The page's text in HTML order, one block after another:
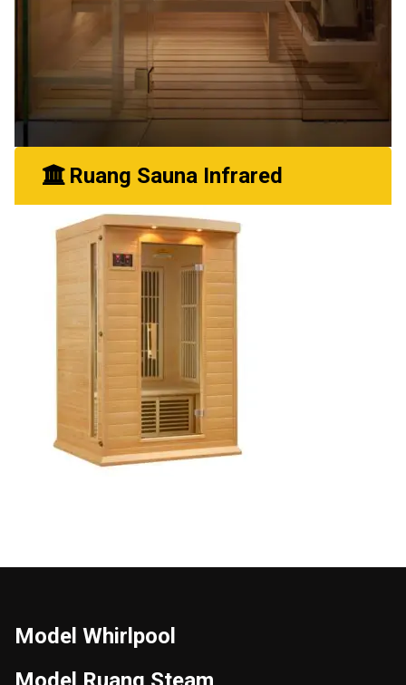
Ruang Sauna Infrared
Model Whirlpool